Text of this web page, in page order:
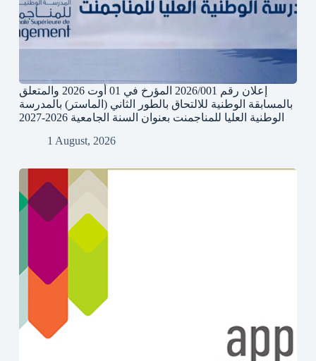
إعلان رقم 2026/001 المؤرخ في 01 أوت 2026 والمتعلق
بالمسابقة الوطنية للالتحاق بالطور الثاني (الماستر) بالمدرسة
الوطنية العليا للمناجمنت بعنوان السنة الجامعية 2026-2027
1 August, 2026